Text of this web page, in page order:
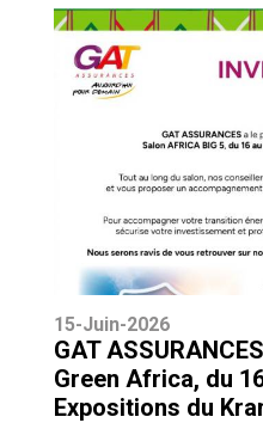
15-Juin-2026
GAT
Green Africa, du
Expositions du